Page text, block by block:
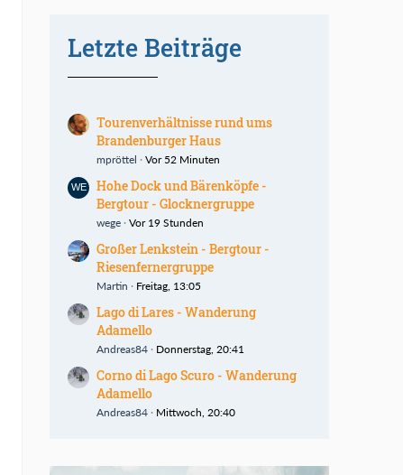
Letzte Beiträge
Tourenverhältnisse rund ums
Brandenburger Haus
mpröttel Vor 52 Minuten
Hohe Dock und Bärenköpfe -
Bergtour - Glocknergruppe
wege Vor 19 Stunden
Großer Lenkstein - Bergtour -
Riesenfernergruppe
Martin Freitag, 13:05
Lago di Lares - Wanderung
Adamello
Andreas84 Donnerstag, 20:41
Corno di Lago Scuro - Wanderung
Adamello
Andreas84 Mittwoch, 20:40